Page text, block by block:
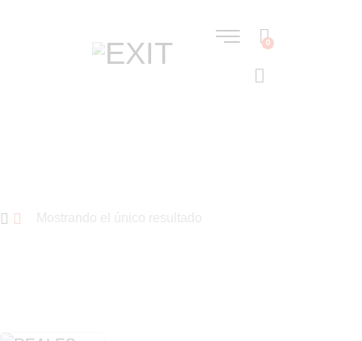
0
Mostrando el único resultado